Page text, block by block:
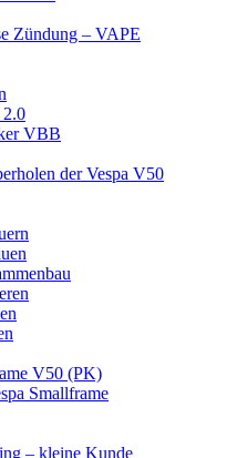
Zündung – VAPE
2.0
VBB
der Vespa V50
V50 (PK)
Smallframe
– kleine Kunde